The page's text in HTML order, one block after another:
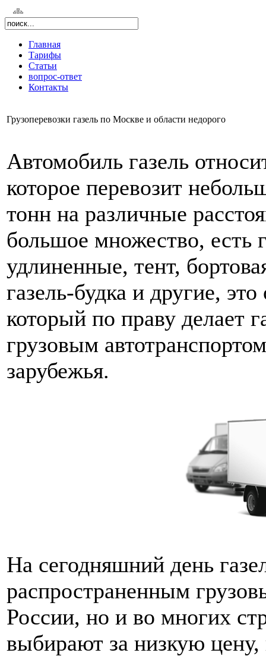
Главная
Тарифы
Статьи
вопрос-ответ
Контакты
Грузоперевозки газель по Москве и области недорого
Автомобиль газель
которое перевозит
тонн на различные
большое множество, есть
удлиненные, тент,
газель-будка и другие,
который по праву делает
грузовым
зарубежья.
На сегодняшний день
распространенным
России, но и во многих
выбирают за низкую